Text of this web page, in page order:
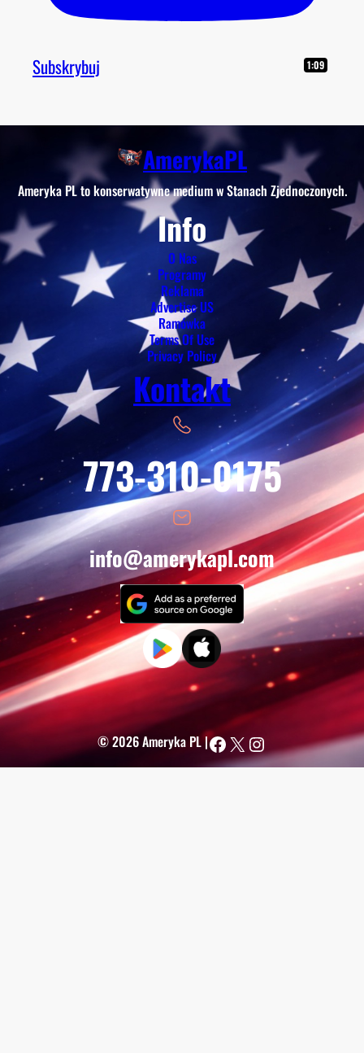
1:09
Subskrybuj
AmerykaPL
Ameryka PL to konserwatywne medium w Stanach Zjednoczonych.
Info
O Nas
Programy
Reklama
Advertise US
Ramówka
Terms Of Use
Privacy Policy
Kontakt
773-310-0175
info@amerykapl.com
© 2026 Ameryka PL |Facebook
X Instagram